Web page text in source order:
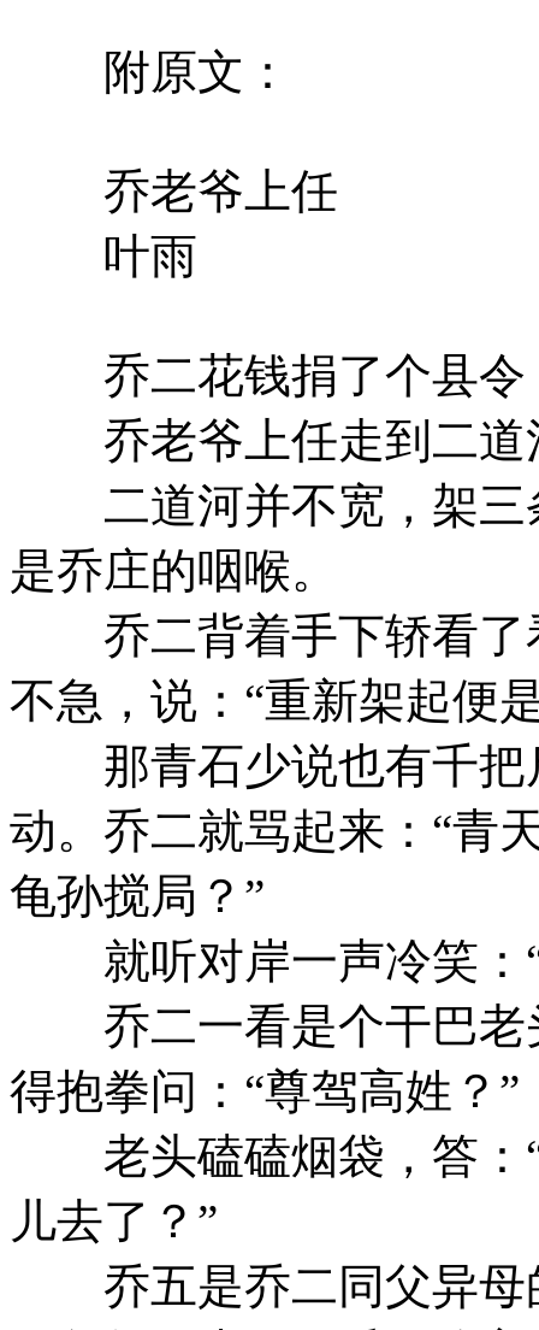
附原文：
乔老爷上任
叶雨
乔二花钱捐了个县令
乔老爷上任走到二道
二道河并不宽，架三
是乔庄的咽喉。
乔二背着手下轿看了
不急，说：“重新架起便
那青石少说也有千把
动。乔二就骂起来：“青
龟孙搅局？”
就听对岸一声冷笑：“
乔二一看是个干巴老
得抱拳问：“尊驾高姓？”
老头磕磕烟袋，答：“
儿去了？”
乔五是乔二同父异母